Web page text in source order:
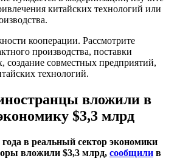
китайских технологий или
кооперации. Рассмотрите
производства, поставки
создание совместных предприятий,
технологий.
вложили в
$3,3 млрд
в реальный сектор экономики
вложили $3,3 млрд, сообщили в